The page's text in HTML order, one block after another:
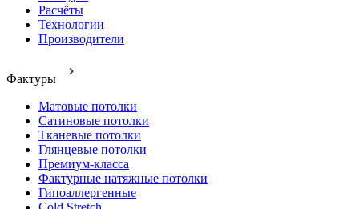
Расчёты
Технологии
Производители
Фактуры
Матовые потолки
Сатиновые потолки
Тканевые потолки
Глянцевые потолки
Премиум-класса
Фактурные натяжные потолки
Гипоаллергенные